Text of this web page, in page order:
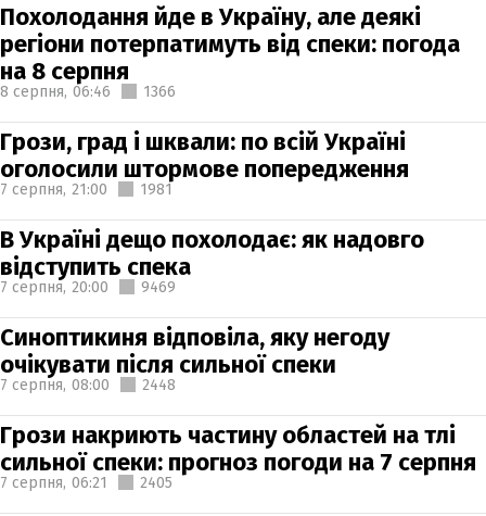
Похолодання йде в Україну, але деякі
регіони потерпатимуть від спеки: погода
на 8 серпня
8 серпня, 06:46 1366
Грози, град і шквали: по всій Україні
оголосили штормове попередження
7 серпня, 21:00 1981
В Україні дещо похолодає: як надовго
відступить спека
7 серпня, 20:00 9469
Синоптикиня відповіла, яку негоду
очікувати після сильної спеки
7 серпня, 08:00 2448
Грози накриють частину областей на тлі
сильної спеки: прогноз погоди на 7 серпня
7 серпня, 06:21 2405